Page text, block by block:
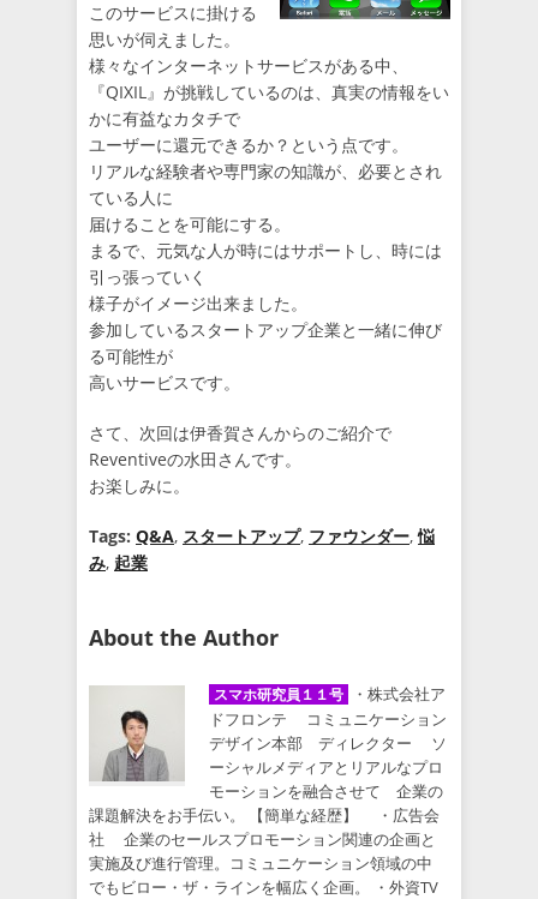
このサービスに掛ける
思いが伺えました。
様々なインターネットサービスがある中、
『QIXIL』が挑戦しているのは、真実の情報をい
かに有益なカタチで
ユーザーに還元できるか？という点です。
リアルな経験者や専門家の知識が、必要とされ
ている人に
届けることを可能にする。
まるで、元気な人が時にはサポートし、時には
引っ張っていく
様子がイメージ出来ました。
参加しているスタートアップ企業と一緒に伸び
る可能性が
高いサービスです。
さて、次回は伊香賀さんからのご紹介で
Reventiveの水田さんです。
お楽しみに。
Tags: Q&A, スタートアップ, ファウンダー,悩
み, 起業
About the Author
スマホ研究員１１号
・株式会社ア
ドフロンテ コミュニケーション
デザイン本部 ディレクター ソ
ーシャルメディアとリアルなプロ
モーションを融合させて 企業の
課題解決をお手伝い。 【簡単な経歴】 ・広告会
社 企業のセールスプロモーション関連の企画と
実施及び進行管理。コミュニケーション領域の中
でもビロー・ザ・ラインを幅広く企画。 ・外資TV